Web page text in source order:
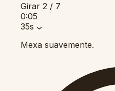
Girar 2 / 7
0:05
35s
Mexa suavemente.